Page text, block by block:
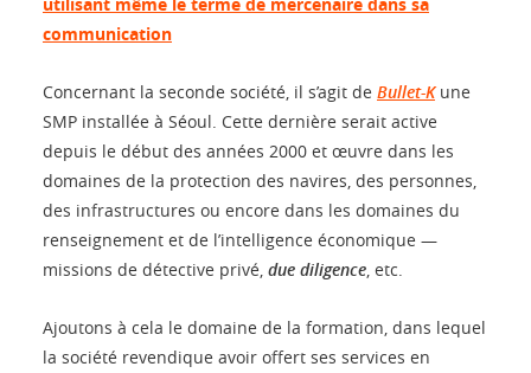
communication
Concernant la seconde société, il s’agit de Bullet-Kune
SMP installée à Séoul. Cette dernière serait active
depuis le début des années 2000 et œuvre dans les
domaines de la protection des navires, des personnes,
des infrastructures ou encore dans les domaines du
renseignement et de l’intelligence économique —
missions de détective privé, due diligence , etc.
Ajoutons à cela le domaine de la formation, dans lequel
la société revendique avoir offert ses services en